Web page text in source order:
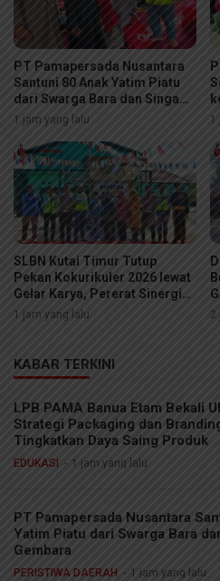
PT Pamapersada Nusantara
Santuni 80 Anak Yatim Piatu
dari Swarga Bara dan Singa
Gembara
1 jam yang lalu 1
SLBN Kutai Timur Tutup
Pekan Kokurikuler 2026 lewat
Gelar Karya, Pererat Sinergi
Sekolah, Keluarga, dan Dunia
1 jam yang lalu 2
KABAR TERKINI
LPB PAMA Banua Etam Bekali
Strategi Packaging dan
Tingkatkan Daya Saing Produk
EDUKASI 1 jam yang lalu
PT Pamapersada Nusantara
Yatim Piatu dari Swarga Bara
Gembara
PERISTIWA DAERAH 1 jam yang lalu